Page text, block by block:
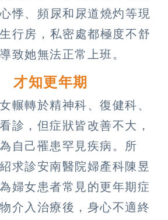
悸、頻尿和尿道燒灼等現
行房，私密處都極度不舒
致她無法正常上班。
才知更年期
輾轉於精神科、復健科、
診，但症狀皆改善不大，
自己罹患罕見疾病。所
求診安南醫院婦產科陳昱
婦女患者常見的更年期症
介入治療後，身心不適終